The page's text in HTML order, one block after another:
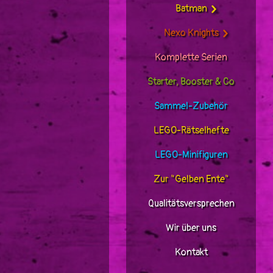
Batman
Nexo Knights
Komplette Serien
Starter, Booster & Co
Sammel-Zubehör
LEGO-Rätselhefte
LEGO-Minifiguren
Zur "Gelben Ente"
Qualitätsversprechen
Wir über uns
Kontakt